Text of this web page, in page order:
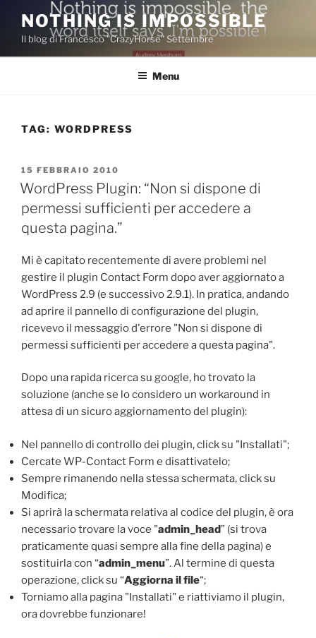
contenuto
NOTHING IS IMPOSSIBLE
Il blog di Francesco "CrazyHorse" Settembre
Menu
TAG: WORDPRESS
PUBBLICATO
IL
15 FEBBRAIO 2010
WordPress Plugin: “Non si dispone di
permessi sufficienti per accedere a
questa pagina.”
Mi è capitato recentemente di avere problemi nel
gestire il plugin Contact Form dopo aver aggiornato a
WordPress 2.9 (e successivo 2.9.1). In pratica, andando
ad aprire il pannello di configurazione del plugin,
ricevevo il messaggio d'errore "Non si dispone di
permessi sufficienti per accedere a questa pagina".
Dopo una rapida ricerca su google, ho trovato la
soluzione (anche se lo considero un workaround in
attesa di un sicuro aggiornamento del plugin):
Nel pannello di controllo dei plugin, click su "Installati";
Cercate WP-Contact Form e disattivatelo;
Sempre rimanendo nella stessa schermata, click su
Modifica;
Si aprirà la schermata relativa al codice del plugin, è ora
necessario trovare la voce "admin_head” (si trova
praticamente quasi sempre alla fine della pagina) e
sostituirla con “admin_menu”. Al termine di questa
operazione, click su “Aggiorna il file“;
Torniamo alla pagina "Installati" e riattiviamo il plugin,
ora dovrebbe funzionare!